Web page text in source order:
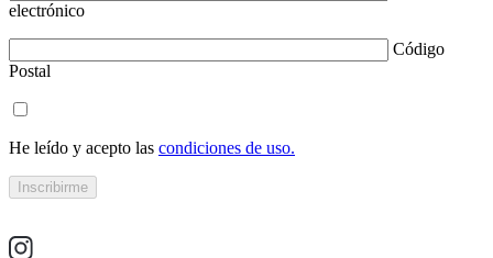
electrónico
Código
Postal
He leído y acepto las condiciones de uso.